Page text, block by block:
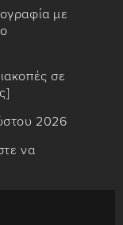
με
σε
2026
να